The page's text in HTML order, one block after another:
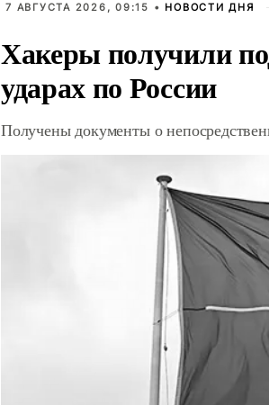
7 АВГУСТА 2026, 09:15 • НОВОСТИ ДНЯ
Хакеры получили
ударах по России
Получены документы о